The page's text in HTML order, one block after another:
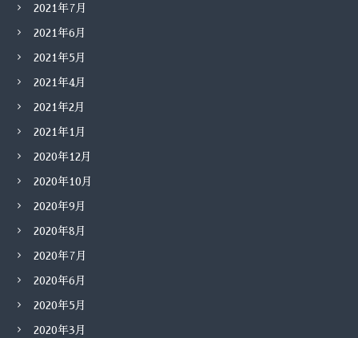
2021年7月
2021年6月
2021年5月
2021年4月
2021年2月
2021年1月
2020年12月
2020年10月
2020年9月
2020年8月
2020年7月
2020年6月
2020年5月
2020年3月